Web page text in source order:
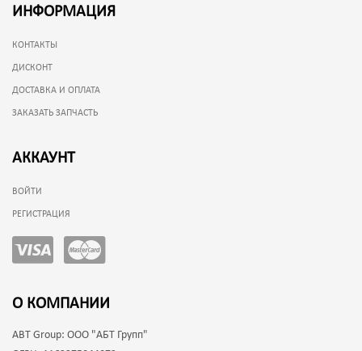
ИНФОРМАЦИЯ
КОНТАКТЫ
ДИСКОНТ
ДОСТАВКА И ОПЛАТА
ЗАКАЗАТЬ ЗАПЧАСТЬ
АККАУНТ
ВОЙТИ
РЕГИСТРАЦИЯ
О КОМПАНИИ
ABT Group: ООО "АБТ Групп"